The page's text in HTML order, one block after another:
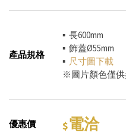
產品規格
▪ 長600mm
▪ 飾蓋Ø55mm
▪ 尺寸圖下載
※圖片顏色僅供
優惠價 電洽